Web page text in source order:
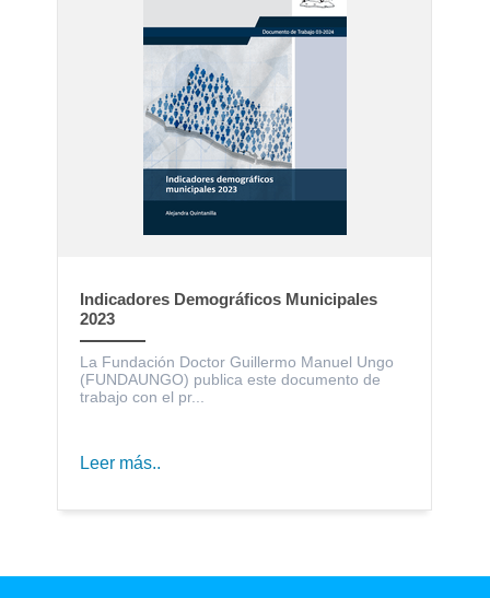
Indicadores Demográficos Municipales
2023
La Fundación Doctor Guillermo Manuel Ungo
(FUNDAUNGO) publica este documento de
trabajo con el pr...
Leer más..